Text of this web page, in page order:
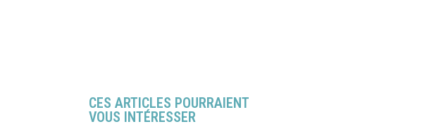
CES ARTICLES POURRAIENT
VOUS INTÉRESSER